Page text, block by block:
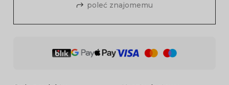
poleć znajomemu